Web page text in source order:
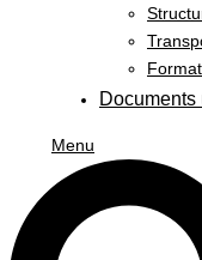
Documents
Menu